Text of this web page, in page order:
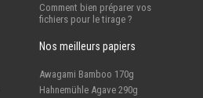
Comment bien préparer vos
fichiers pour le tirage ?
Nos meilleurs papiers
Awagami Bamboo 170g
Hahnemühle Agave 290g